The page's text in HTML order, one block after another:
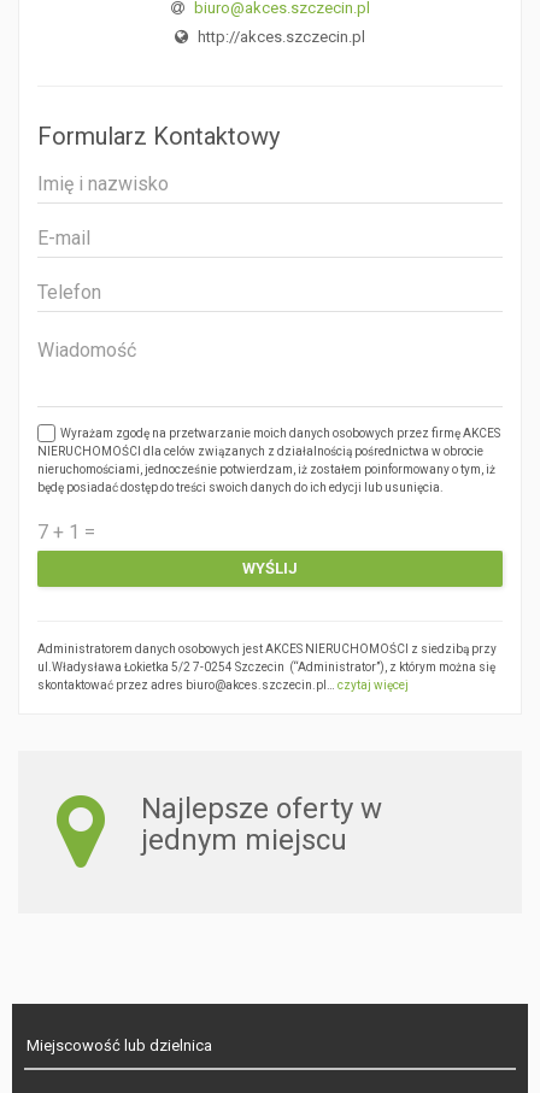
biuro@akces.szczecin.pl
http://akces.szczecin.pl
Formularz Kontaktowy
Wyrażam zgodę na przetwarzanie moich danych osobowych przez firmę AKCES
NIERUCHOMOŚCI dla celów związanych z działalnością pośrednictwa w obrocie
nieruchomościami, jednocześnie potwierdzam, iż zostałem poinformowany o tym, iż
będę posiadać dostęp do treści swoich danych do ich edycji lub usunięcia.
Administratorem danych osobowych jest AKCES NIERUCHOMOŚCI z siedzibą przy
ul.Władysława Łokietka 5/2 7-0254 Szczecin (“Administrator”), z którym można się
skontaktować przez adres biuro@akces.szczecin.pl… czytaj więcej
Najlepsze oferty w
jednym miejscu